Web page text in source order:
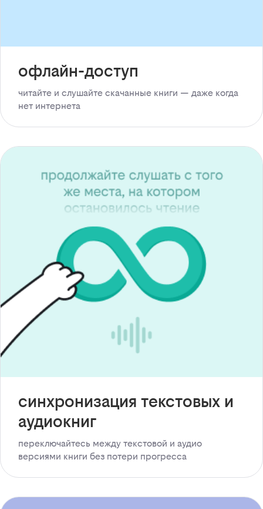
офлайн-доступ
читайте и слушайте скачанные книги — даже когда
нет интернета
синхронизация текстовых и
аудиокниг
переключайтесь между текстовой и аудио
версиями книги без потери прогресса